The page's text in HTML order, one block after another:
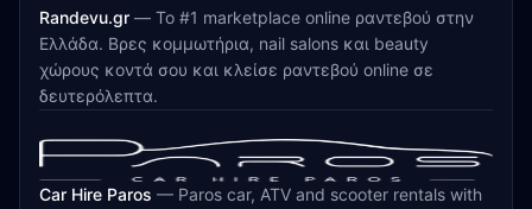
Randevu.gr — Το #1 marketplace online ραντεβού στην
Ελλάδα. Βρες κομμωτήρια, nail salons και beauty
χώρους κοντά σου και κλείσε ραντεβού online σε
δευτερόλεπτα.
Car Hire Paros — Paros car, ATV and scooter rentals with